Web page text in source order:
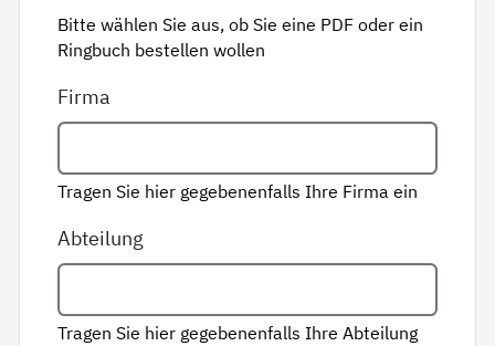
Bitte wählen Sie aus, ob Sie eine PDF oder ein
Ringbuch bestellen wollen
Firma
Tragen Sie hier gegebenenfalls Ihre Firma ein
Abteilung
Tragen Sie hier gegebenenfalls Ihre Abteilung